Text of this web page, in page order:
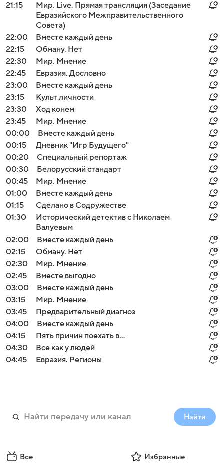
21:15
Мир. Live. Прямая трансляция (Заседание
Евразийского Межправительственного
Совета)
22:00
Вместе каждый день
22:15
Обману. Нет
22:30
Мир. Мнение
22:45
Евразия. Дословно
23:00
Вместе каждый день
23:15
Культ личности
23:30
Ход конем
23:45
Мир. Мнение
00:00
Вместе каждый день
00:15
Дневник "Игр Будущего"
00:20
Специальный репортаж
00:30
Белорусский стандарт
00:45
Мир. Мнение
01:00
Вместе каждый день
01:15
Сделано в Содружестве
01:30
Исторический детектив с Николаем
Валуевым
02:00
Вместе каждый день
02:15
Обману. Нет
02:30
Мир. Мнение
02:45
Вместе выгодно
03:00
Вместе каждый день
03:15
Мир. Мнение
03:45
Предварительный диагноз
04:00
Вместе каждый день
04:15
Пять причин поехать в...
04:30
Все как у людей
04:45
Евразия. Регионы
Найти
Все Избранные